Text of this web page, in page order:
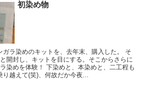
初染め物
ガラ染めのキットを、去年末、購入した。 そ
開封し、キットを目にする。そこからさらに
染めを体験！ 下染めと、本染めと、二工程も
り越えて(笑)、何故だか今夜...